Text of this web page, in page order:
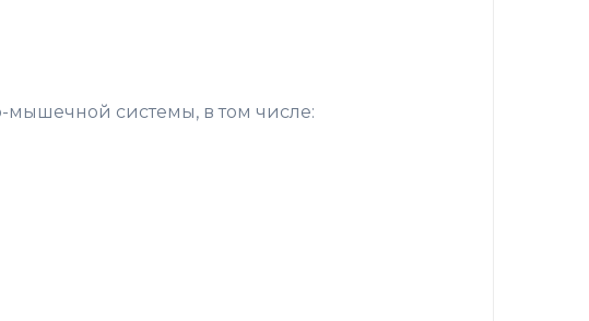
мышечной системы, в том числе: